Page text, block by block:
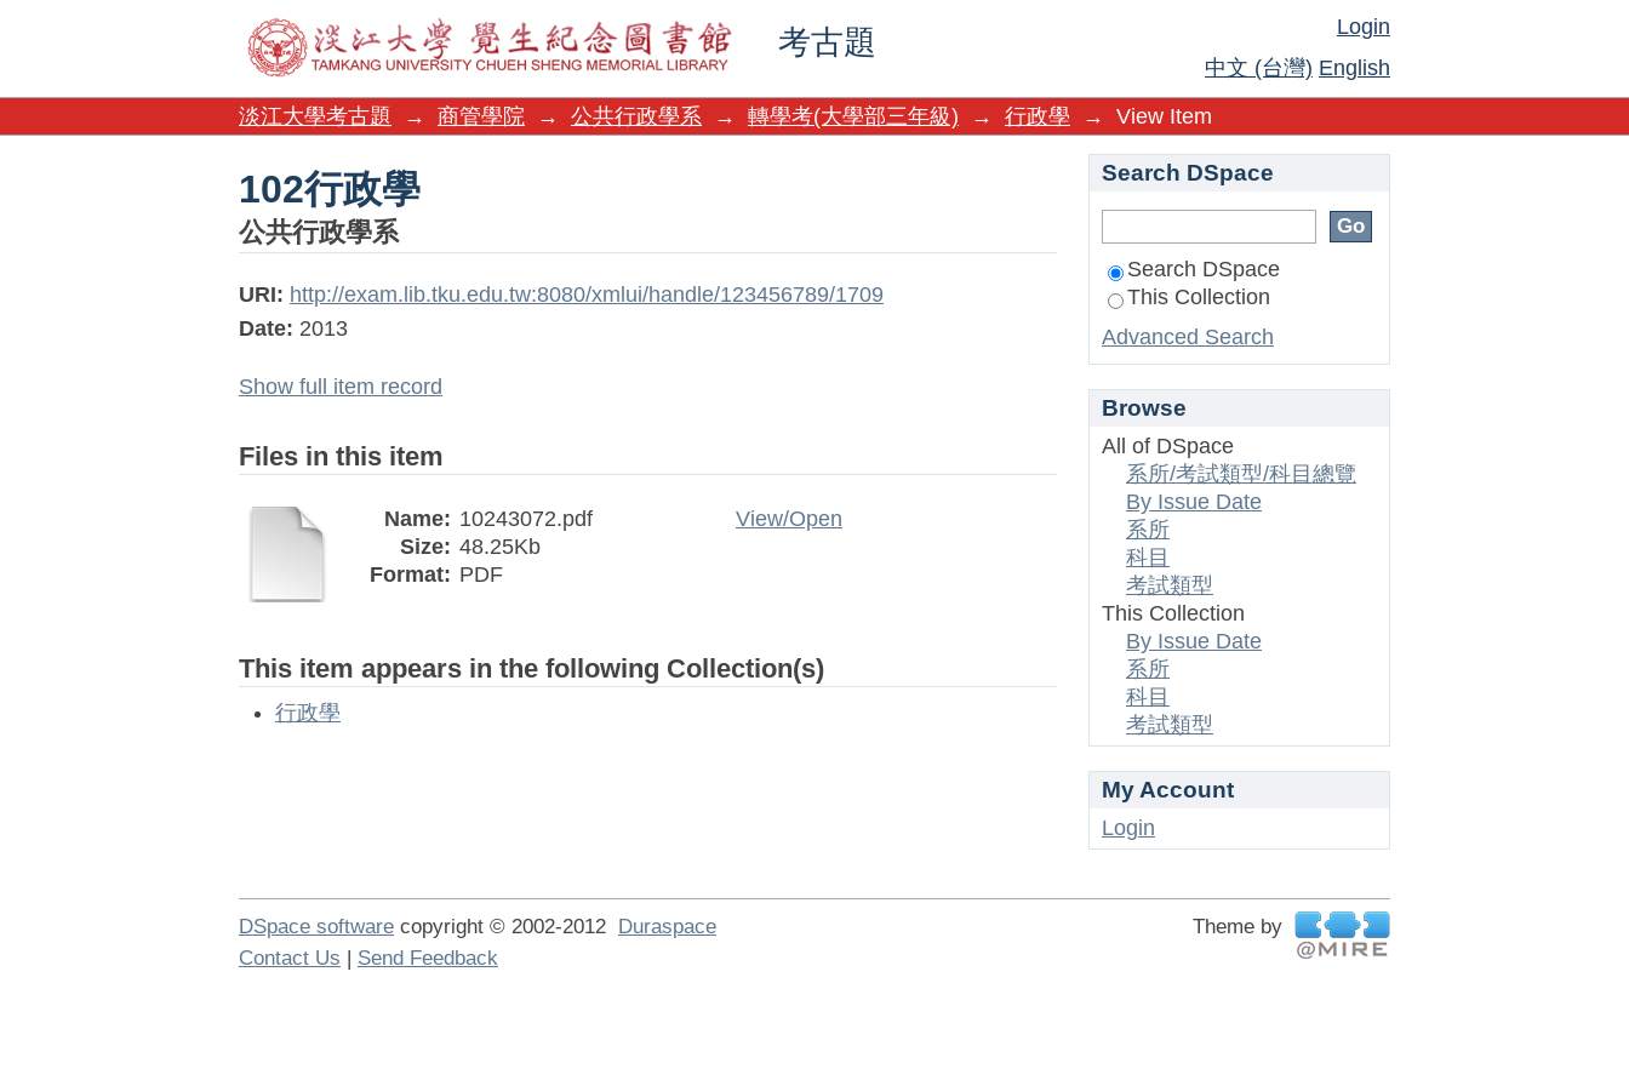
考古題
102行政學
Login
中文 (台灣) English
淡江大學考古題
→ 商管學院 → 公共行政學系 → 轉學考(大學部三年級) → 行政學 → View Item
102行政學
公共行政學系
URI: http://exam.lib.tku.edu.tw:8080/xmlui/handle/123456789/1709
Date: 2013
Show full item record
Files in this item
Name: 10243072.pdf
Size: 48.25Kb
Format: PDF
View/Open
This item appears in the following Collection(s)
行政學
Search DSpace
Search DSpace
This Collection
Advanced Search
Browse
All of DSpace
系所/考試類型/科目總覽
By Issue Date
系所
科目
考試類型
This Collection
By Issue Date
系所
科目
考試類型
My Account
Login
DSpace software copyright © 2002-2012 Duraspace
Theme by
Contact Us | Send Feedback